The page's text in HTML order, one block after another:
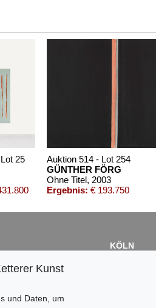
25
Auktion 514 - Lot 254
GÜNTHER FÖRG
Ohne Titel, 2003
Ergebnis: € 193.750
53-63
KÖLN
Kunst
und Daten, um